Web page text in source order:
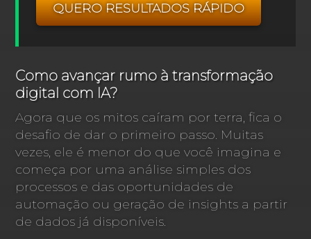
QUERO RESULTADOS RÁPIDO
Como avançar rumo à transformação
digital com IA?
Agora que os mitos caíram por terra, fica o
desafio de dar o primeiro passo. Muitas
vezes, ele é menor do que você imagina e
começa por uma análise simples dos
processos e das oportunidades de
automação ou geração de insights a partir
de dados já disponíveis.